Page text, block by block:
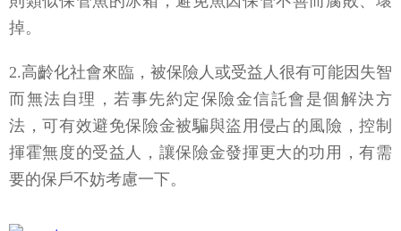
掉。
2.高齡化社會來臨，被保險人或受益人很有可能因失智
而無法自理，若事先約定保險金信託會是個解決方
法，可有效避免保險金被騙與盜用侵占的風險，控制
揮霍無度的受益人，讓保險金發揮更大的功用，有需
要的保戶不妨考慮一下。